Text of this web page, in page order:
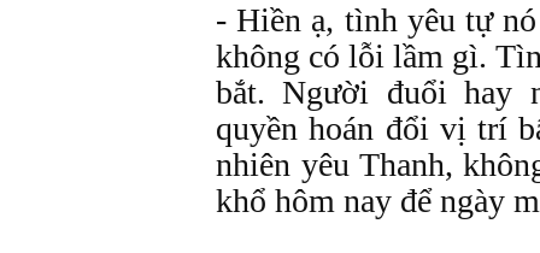
- Hiền ạ, tình yêu tự
không có lỗi lầm gì.
bắt. Người đuổi hay
quyền hoán đổi vị trí
nhiên yêu Thanh,
khổ hôm nay để ngày